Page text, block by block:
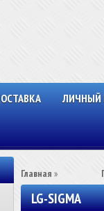
ЛИЧНЫЙ
Главная »
LG-SIGMA